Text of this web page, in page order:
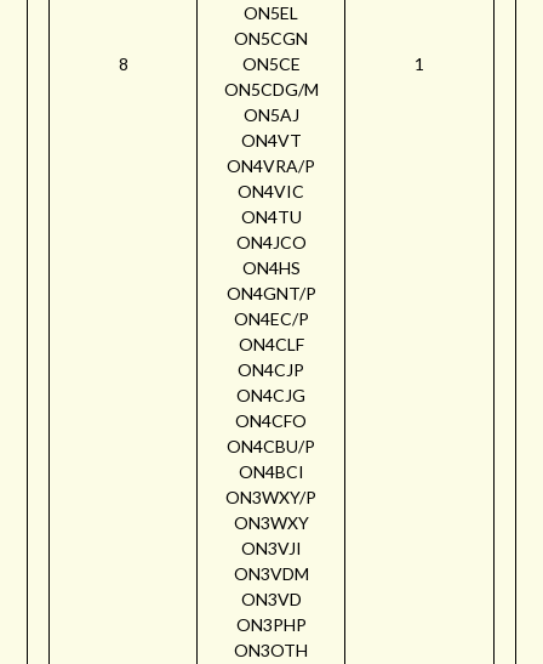
8
ON5EL
ON5CGN
ON5CE
ON5CDG/M
ON5AJ
ON4VT
ON4VRA/P
ON4VIC
ON4TU
ON4JCO
ON4HS
ON4GNT/P
ON4EC/P
ON4CLF
ON4CJP
ON4CJG
ON4CFO
ON4CBU/P
ON4BCI
ON3WXY/P
ON3WXY
ON3VJI
ON3VDM
ON3VD
ON3PHP
ON3OTH
1